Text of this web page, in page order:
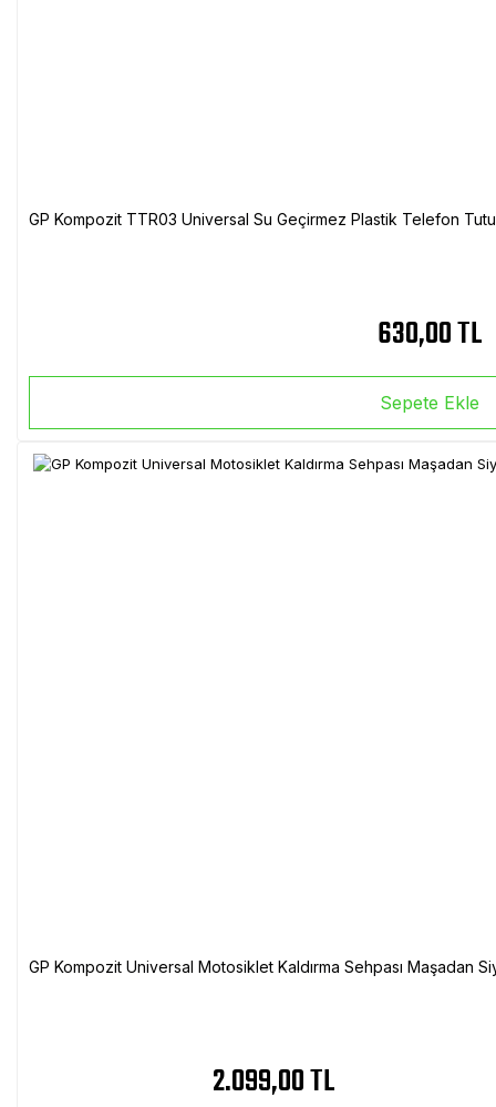
GP Kompozit TTR03 Universal Su Geçirmez Plastik Telefon
630,00 TL
Sepete Ekle
GP Kompozit Universal Motosiklet Kaldırma Sehpası Maşadan
2.099,00 TL